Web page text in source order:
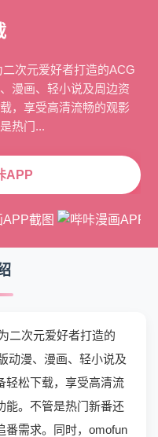
次元爱好者打造的ACG
漫画、轻小说及周边资
，享受高清流畅的观影
热门...
APP
二次元爱好者打造的
动漫、漫画、轻小说及
轻松下载，享受高清流
能。不管是热门新番还
番需求。同时，omofun